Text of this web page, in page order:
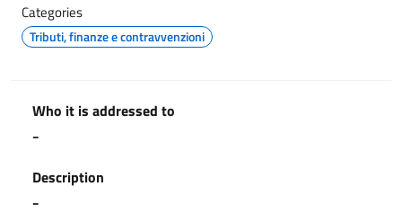
Categories
Tributi, finanze e contravvenzioni
Who it is addressed to
-
Description
-